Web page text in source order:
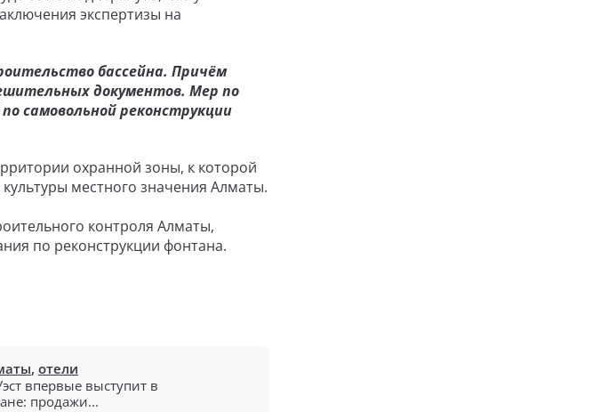
экспертизы на
бассейна. Причём
документов. Мер по
самовольной реконструкции
охранной зоны, к которой
местного значения Алматы.
контроля Алматы,
по реконструкции фонтана.
, отели
впервые выступит в
продажи...